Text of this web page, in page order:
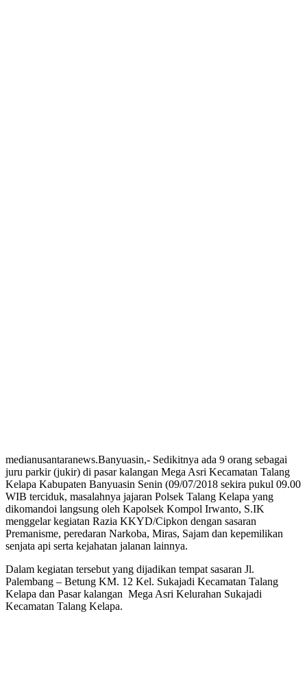
medianusantaranews.Banyuasin,- Sedikitnya ada 9 orang sebagai
juru parkir (jukir) di pasar kalangan Mega Asri Kecamatan Talang
Kelapa Kabupaten Banyuasin Senin (09/07/2018 sekira pukul 09.00
WIB terciduk, masalahnya jajaran Polsek Talang Kelapa yang
dikomandoi langsung oleh Kapolsek Kompol Irwanto, S.IK
menggelar kegiatan Razia KKYD/Cipkon dengan sasaran
Premanisme, peredaran Narkoba, Miras, Sajam dan kepemilikan
senjata api serta kejahatan jalanan lainnya.
Dalam kegiatan tersebut yang dijadikan tempat sasaran Jl.
Palembang – Betung KM. 12 Kel. Sukajadi Kecamatan Talang
Kelapa dan Pasar kalangan Mega Asri Kelurahan Sukajadi
Kecamatan Talang Kelapa.